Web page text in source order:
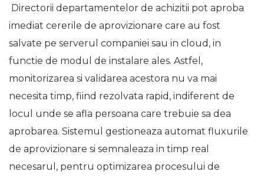
Directorii departamentelor de achizitii pot aproba
imediat cererile de aprovizionare care au fost
salvate pe serverul companiei sau in cloud, in
functie de modul de instalare ales. Astfel,
monitorizarea si validarea acestora nu va mai
necesita timp, fiind rezolvata rapid, indiferent de
locul unde se afla persoana care trebuie sa dea
aprobarea. Sistemul gestioneaza automat fluxurile
de aprovizionare si semnaleaza in timp real
necesarul, pentru optimizarea procesului de